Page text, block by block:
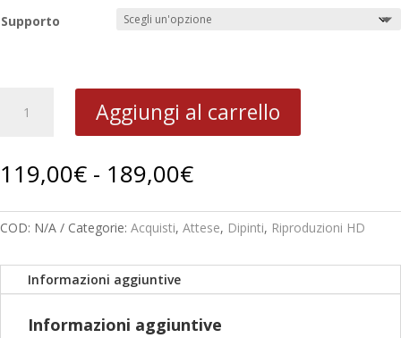
Supporto
Attesa
88
Aggiungi al carrello
119,00€ - 189,00€Fascia
di
prezzo:
da
a
189,00€
COD: N/A Categorie: Acquisti, Attese, Dipinti, Riproduzioni HD
Informazioni aggiuntive
Informazioni aggiuntive